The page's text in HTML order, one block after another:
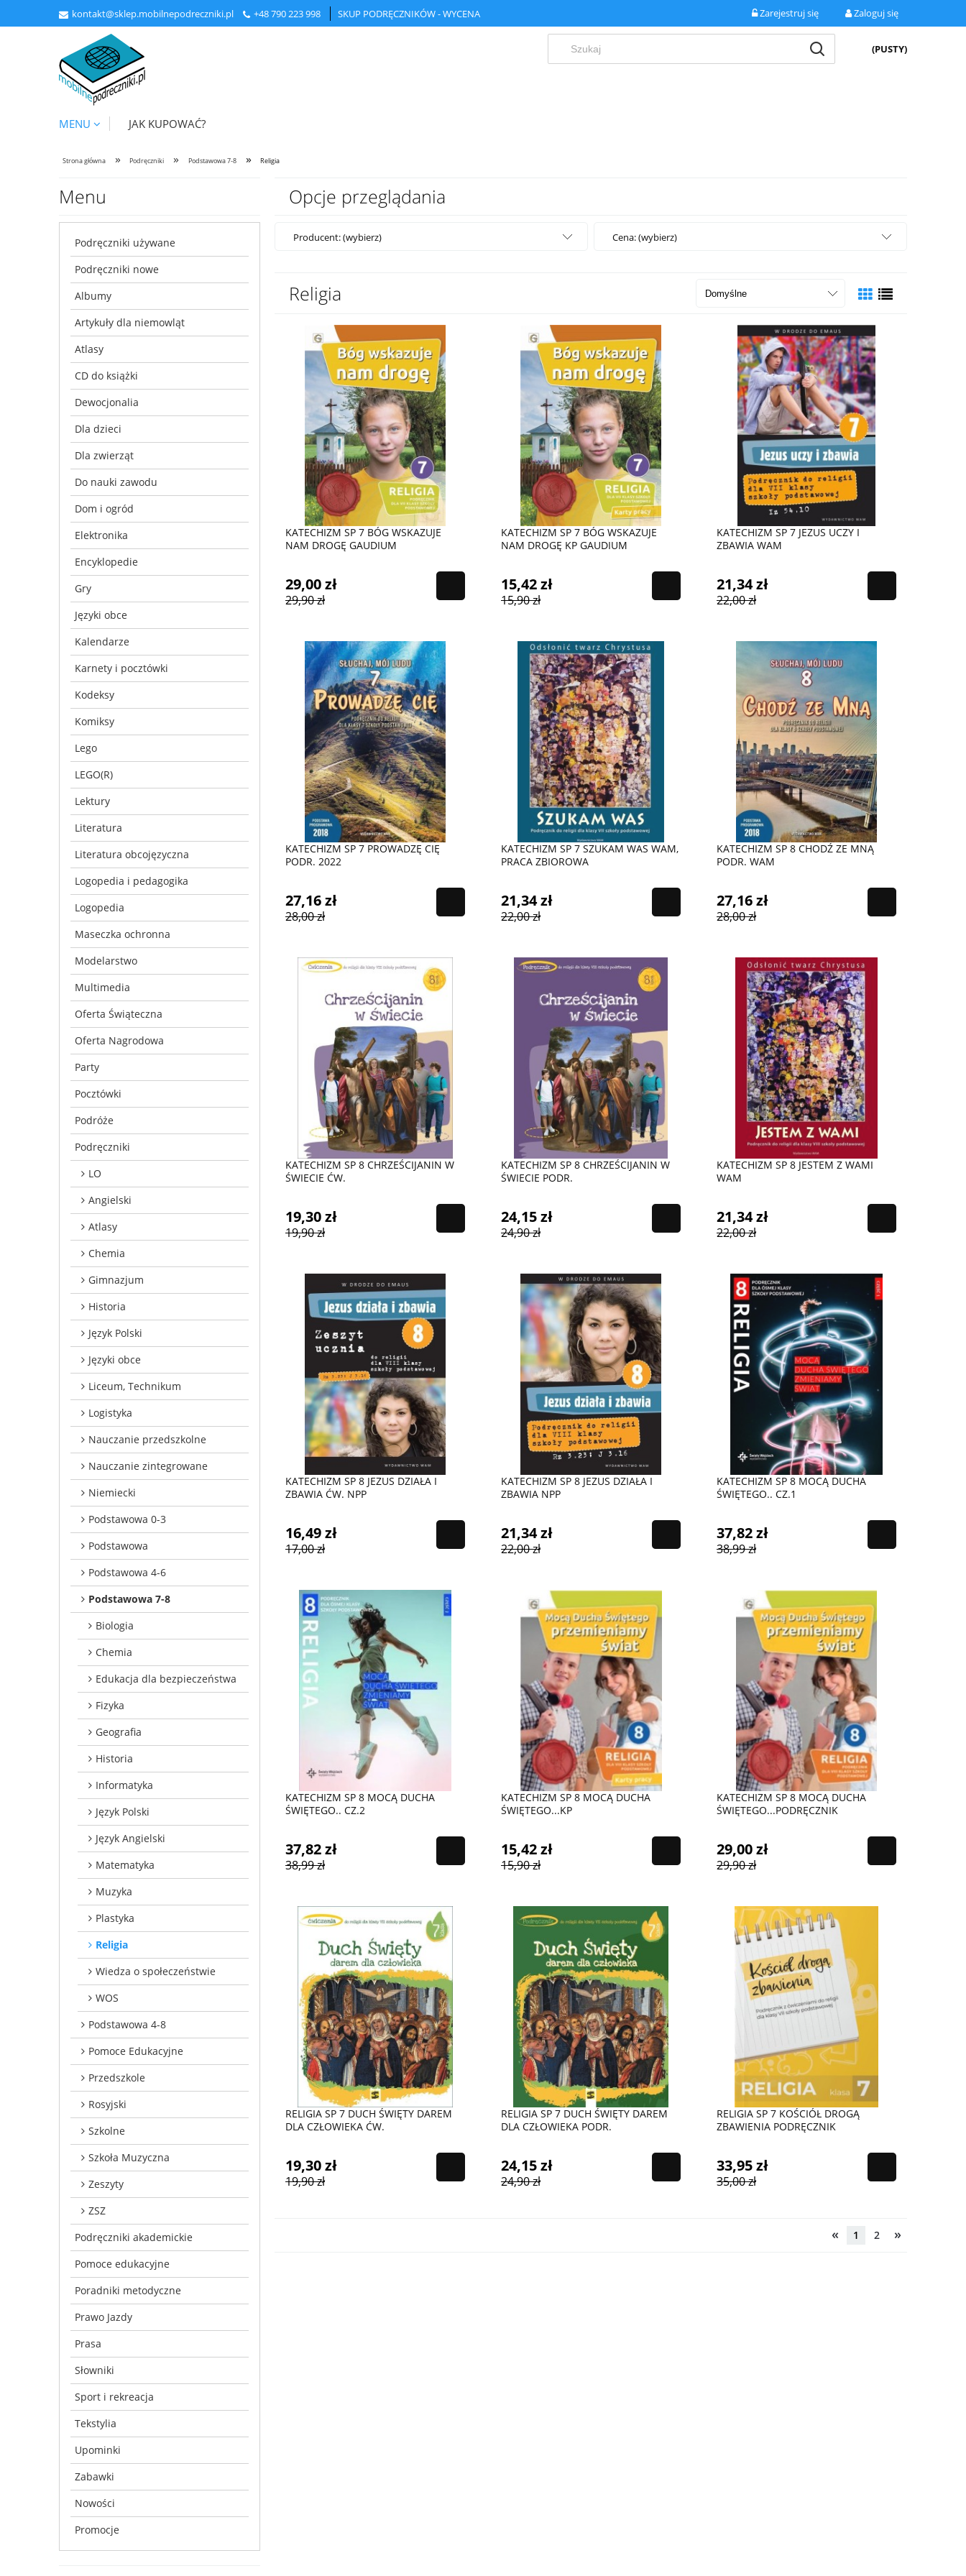
kontakt@sklep.mobilnepodreczniki.pl +48790 223 998 SKUP PODRĘCZNIKÓW - WYCENA Zarejestruj się Zaloguj się
(PUSTY)
MENU JAK KUPOWAĆ?
Strona główna » Podręczniki » Podstawowa 7-8 » Religia
Menu
Podręczniki używane
Podręczniki nowe
Albumy
Artykuły dla niemowląt
Atlasy
CD do książki
Dewocjonalia
Dla dzieci
Dla zwierząt
Do nauki zawodu
Dom i ogród
Elektronika
Encyklopedie
Gry
Języki obce
Kalendarze
Karnety i pocztówki
Kodeksy
Komiksy
Lego
LEGO(R)
Lektury
Literatura
Literatura obcojęzyczna
Logopedia i pedagogika
Logopedia
Maseczka ochronna
Modelarstwo
Multimedia
Oferta Świąteczna
Oferta Nagrodowa
Party
Pocztówki
Podróże
Podręczniki
LO
Angielski
Atlasy
Chemia
Gimnazjum
Historia
Język Polski
Języki obce
Liceum, Technikum
Logistyka
Nauczanie przedszkolne
Nauczanie zintegrowane
Niemiecki
Podstawowa 0-3
Podstawowa
Podstawowa 4-6
Podstawowa 7-8
Biologia
Chemia
Edukacja dla bezpieczeństwa
Fizyka
Geografia
Historia
Informatyka
Język Polski
Język Angielski
Matematyka
Muzyka
Plastyka
Religia
Wiedza o społeczeństwie
WOS
Podstawowa 4-8
Pomoce Edukacyjne
Przedszkole
Rosyjski
Szkolne
Szkoła Muzyczna
Zeszyty
ZSZ
Podręczniki akademickie
Pomoce edukacyjne
Poradniki metodyczne
Prawo Jazdy
Prasa
Słowniki
Sport i rekreacja
Tekstylia
Upominki
Zabawki
Nowości
Promocje
Opcje przeglądania
Producent: (wybierz) Cena: (wybierz)
Religia
KATECHIZM SP 7 BÓG WSKAZUJE
NAM DROGĘ GAUDIUM
29,00 zł
29,90 zł
KATECHIZM SP 7 BÓG WSKAZUJE
NAM DROGĘ KP GAUDIUM
15,42 zł
15,90 zł
KATECHIZM SP 7 JEZUS UCZY I
ZBAWIA WAM
21,34 zł
22,00 zł
KATECHIZM SP 7 PROWADZĘ CIĘ
PODR. 2022
27,16 zł
28,00 zł
KATECHIZM SP 7 SZUKAM WAS WAM,
PRACA ZBIOROWA
21,34 zł
22,00 zł
KATECHIZM SP 8 CHODŹ ZE MNĄ
PODR. WAM
27,16 zł
28,00 zł
KATECHIZM SP 8 CHRZEŚCIJANIN W
ŚWIECIE ĆW.
19,30 zł
19,90 zł
KATECHIZM SP 8 CHRZEŚCIJANIN W
ŚWIECIE PODR.
24,15 zł
24,90 zł
KATECHIZM SP 8 JESTEM Z WAMI
WAM
21,34 zł
22,00 zł
KATECHIZM SP 8 JEZUS DZIAŁA I
ZBAWIA ĆW. NPP
16,49 zł
17,00 zł
KATECHIZM SP 8 JEZUS DZIAŁA I
ZBAWIA NPP
21,34 zł
22,00 zł
KATECHIZM SP 8 MOCĄ DUCHA
ŚWIĘTEGO.. CZ.1
37,82 zł
38,99 zł
KATECHIZM SP 8 MOCĄ DUCHA
ŚWIĘTEGO.. CZ.2
37,82 zł
38,99 zł
KATECHIZM SP 8 MOCĄ DUCHA
ŚWIĘTEGO...KP
15,42 zł
15,90 zł
KATECHIZM SP 8 MOCĄ DUCHA
ŚWIĘTEGO...PODRĘCZNIK
29,00 zł
29,90 zł
RELIGIA SP 7 DUCH ŚWIĘTY DAREM
DLA CZŁOWIEKA ĆW.
19,30 zł
19,90 zł
RELIGIA SP 7 DUCH ŚWIĘTY DAREM
DLA CZŁOWIEKA PODR.
24,15 zł
24,90 zł
RELIGIA SP 7 KOŚCIÓŁ DROGĄ
ZBAWIENIA PODRĘCZNIK
33,95 zł
35,00 zł
« 1 2 »